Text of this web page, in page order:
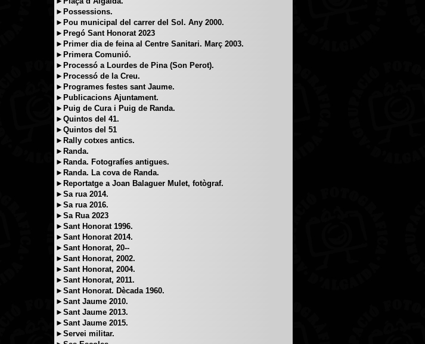
►Possessions.
►Pou municipal del carrer del Sol. Any 2000.
►Pregó Sant Honorat 2023
►Primer dia de feina al Centre Sanitari. Març 2003.
►Primera Comunió.
►Processó a Lourdes de Pina (Son Perot).
►Processó de la Creu.
►Programes festes sant Jaume.
►Publicacions Ajuntament.
►Puig de Cura i Puig de Randa.
►Quintos del 41.
►Quintos del 51
►Rally cotxes antics.
►Randa.
►Randa. Fotografíes antigues.
►Randa. La cova de Randa.
►Reportatge a Joan Balaguer Mulet, fotògraf.
►Sa rua 2014.
►Sa rua 2016.
►Sa Rua 2023
►Sant Honorat 1996.
►Sant Honorat 2014.
►Sant Honorat, 20--
►Sant Honorat, 2002.
►Sant Honorat, 2004.
►Sant Honorat, 2011.
►Sant Honorat. Dècada 1960.
►Sant Jaume 2010.
►Sant Jaume 2013.
►Sant Jaume 2015.
►Servei militar.